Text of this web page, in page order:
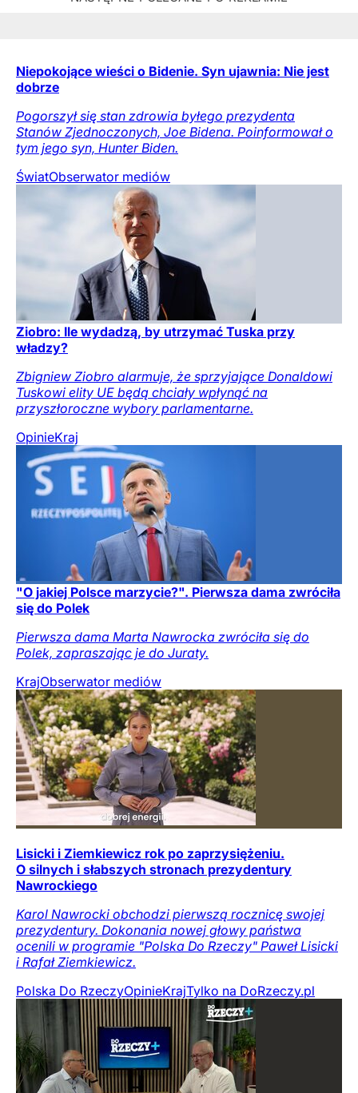
Niepokojące wieści o Bidenie. Syn ujawnia: Nie jest
dobrze
Pogorszył się stan zdrowia byłego prezydenta
Stanów Zjednoczonych, Joe Bidena. Poinformował o
tym jego syn, Hunter Biden.
ŚwiatObserwator mediów
Ziobro: Ile wydadzą, by utrzymać Tuska przy
władzy?
Zbigniew Ziobro alarmuje, że sprzyjające Donaldowi
Tuskowi elity UE będą chciały wpłynąć na
przyszłoroczne wybory parlamentarne.
OpinieKraj
"O jakiej Polsce marzycie?". Pierwsza dama zwróciła
się do Polek
Pierwsza dama Marta Nawrocka zwróciła się do
Polek, zapraszając je do Juraty.
KrajObserwator mediów
Lisicki i Ziemkiewicz rok po zaprzysiężeniu.
O silnych i słabszych stronach prezydentury
Nawrockiego
Karol Nawrocki obchodzi pierwszą rocznicę swojej
prezydentury. Dokonania nowej głowy państwa
ocenili w programie "Polska Do Rzeczy" Paweł Lisicki
i Rafał Ziemkiewicz.
Polska Do RzeczyOpinieKrajTylko na DoRzeczy.pl